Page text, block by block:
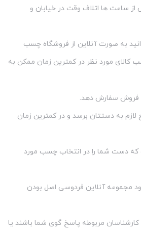
از ساعت ها اتلاف وقت در خیابان و
به صورت آنلاین از فروشگاه چسب
کالای مورد نظر در کمترین زمان ممکن به
فروش سفارش دهد.
به دستتان برسد و در کمترین زمان
که دست شما را در انتخاب چسب مورد
مجموعه آنلاین فردوسی اصل بودن
کنید تا کارشناسان مربوطه پاسخ گوی شما باشند یا